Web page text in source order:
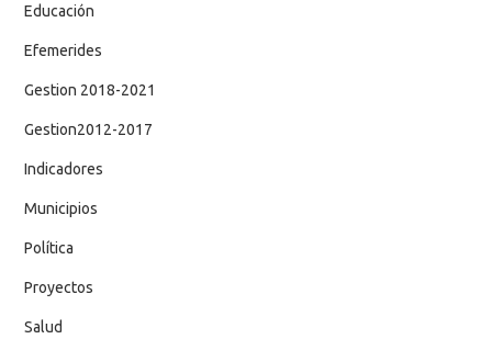
Educación
Efemerides
Gestion 2018-2021
Gestion2012-2017
Indicadores
Municipios
Política
Proyectos
Salud